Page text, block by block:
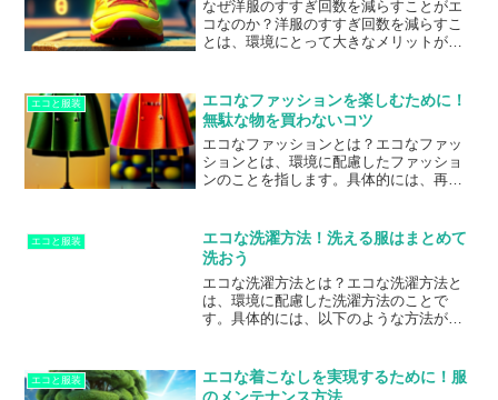
古着はエコ志向にも合致しています。新
品の服を作るためには、多くの資源やエ
ネルギーが必要ですが、古着は再利用す
を買うことで...
なぜ洋服のすすぎ回数を減らすことがエ
コなのか？洋服のすすぎ回数を減らすこ
とは、環境にとって大きなメリットがあ
濯機での1回の洗濯には、約50リットルの
水が必要とされます。そのため、洋服を
洗う回数を減らすことで、大量の水を節
約することができます。また、洋服を洗
濯するためには、洗剤や柔軟剤などの化
学物質を使用する必要があります。これ
す。洋服の...
エコと服装
エコなファッションを楽しむために！
無駄な物を買わないコツ
エコなファッションとは？エコなファッ
ションとは、環境に配慮したファッショ
ンのことを指します。具体的には、再利
り組みを行ったファッションアイテムを
指します。エコなファッションは、環境
に優しく、また、長期的に見てもコスト
パフォーマンスが高いというメリットが
あります。例えば、オーガニックコット
ンを使用したTシャツは、通常のコットン
パフォー...
エコと服装
エコな洗濯方法！洗える服はまとめて
洗おう
エコな洗濯方法とは？エコな洗濯方法と
は、環境に配慮した洗濯方法のことで
す。具体的には、以下のような方法が挙
て洗うことで、洗濯機の使用回数を減ら
すことができます。また、洗濯機の容量
エコと服装
エコな着こなしを実現するために！服